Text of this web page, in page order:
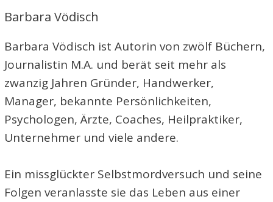
Barbara Vödisch
Barbara Vödisch ist Autorin von zwölf Büchern,
Journalistin M.A. und berät seit mehr als
zwanzig Jahren Gründer, Handwerker,
Manager, bekannte Persönlichkeiten,
Psychologen, Ärzte, Coaches, Heilpraktiker,
Unternehmer und viele andere.
Ein missglückter Selbstmordversuch und seine
Folgen veranlasste sie das Leben aus einer